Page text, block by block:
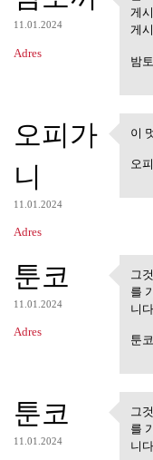
11.01.2024
Adres
블
색
게
게
밤
오피가
니
11.01.2024
Adres
이
사
이
오
툰코
11.01.2024
Adres
그
로
그
를
니다.
툰코
툰코
11.01.2024
그
로
그
를
니다.